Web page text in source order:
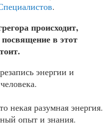
.
происходит,
посвящение в этот
энергии и
некая разумная энергия.
опыт и знания.